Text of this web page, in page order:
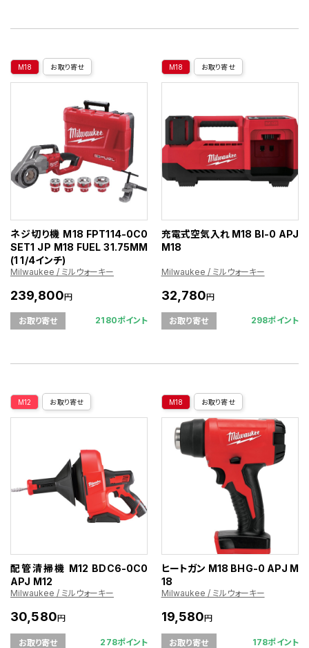
M18 お取り寄せ
ネジ切り機 M18 FPT114-0C0
SET1 JP M18 FUEL 31.75MM
(1 1/4インチ)
Milwaukee / ミルウォーキー
239,800円
お取り寄せ 2180ポイント
M18 お取り寄せ
充電式空気入れ M18 BI-0 APJ
M18
Milwaukee / ミルウォーキー
32,780円
お取り寄せ 298ポイント
M12 お取り寄せ
配管清掃機 M12 BDC6-0C0
APJ M12
Milwaukee / ミルウォーキー
30,580円
お取り寄せ 278ポイント
M18 お取り寄せ
ヒートガン M18 BHG-0 APJ M
18
Milwaukee / ミルウォーキー
19,580円
お取り寄せ 178ポイント